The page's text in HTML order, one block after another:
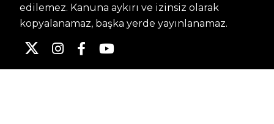
edilemez. Kanuna aykırı ve izinsiz olarak
kopyalanamaz, başka yerde yayınlanamaz.